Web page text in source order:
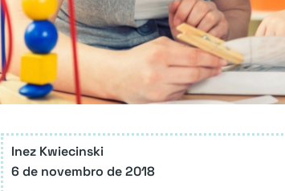
Inez Kwiecinski
6 de novembro de 2018